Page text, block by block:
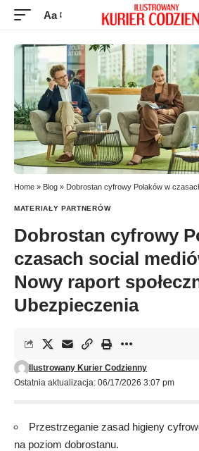
Aa
Home » Blog » Dobrostan cyfrowy Polaków w czasach social mediów i AI.
MATERIAŁY PARTNERÓW
Dobrostan cyfrowy
czasach social
Nowy raport
Ubezpieczenia
Ostatnia aktualizacja: 06/17/2026 3:07 pm
Ilustrowany Kurier Codzienny
Przestrzeganie zasad higieny
na poziom dobrostanu.